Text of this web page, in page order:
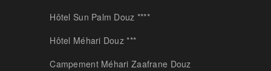
Hôtel Sun Palm Douz ****
Hôtel Méhari Douz ***
Campement Méhari Zaafrane Douz